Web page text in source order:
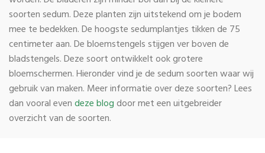
soorten sedum. Deze planten zijn uitstekend om je bodem
mee te bedekken. De hoogste sedumplantjes tikken de 75
centimeter aan. De bloemstengels stijgen ver boven de
bladstengels. Deze soort ontwikkelt ook grotere
bloemschermen. Hieronder vind je de sedum soorten waar wij
gebruik van maken. Meer informatie over deze soorten? Lees
dan vooral evendeze blogdoor met een uitgebreider
overzicht van de soorten.